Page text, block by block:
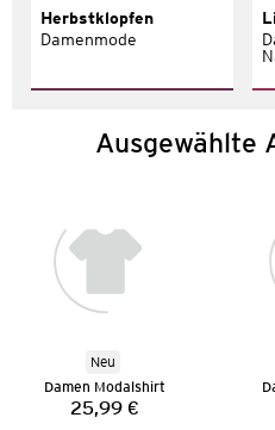
Herbstklopfen
Damenmode
Ausgewählte
Neu
Damen Modalshirt
Preis:
25,99 €